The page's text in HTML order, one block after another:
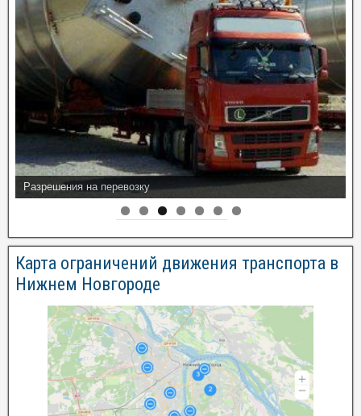
Разрешения на перевозку
Информация по эвакуаторам
Карта ограничений движения транспорта в
Нижнем Новгороде